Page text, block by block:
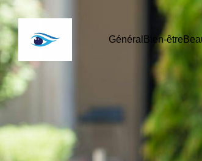
Général Bien-être